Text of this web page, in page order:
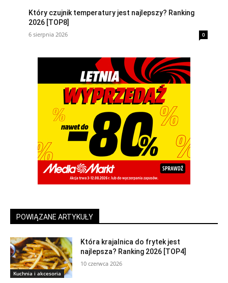
Który czujnik temperatury jest najlepszy? Ranking
2026 [TOP8]
6 sierpnia 2026 0
POWIĄZANE ARTYKUŁY
Kuchnia i akcesoria
Która krajalnica do frytek jest
najlepsza? Ranking 2026 [TOP4]
10 czerwca 2026